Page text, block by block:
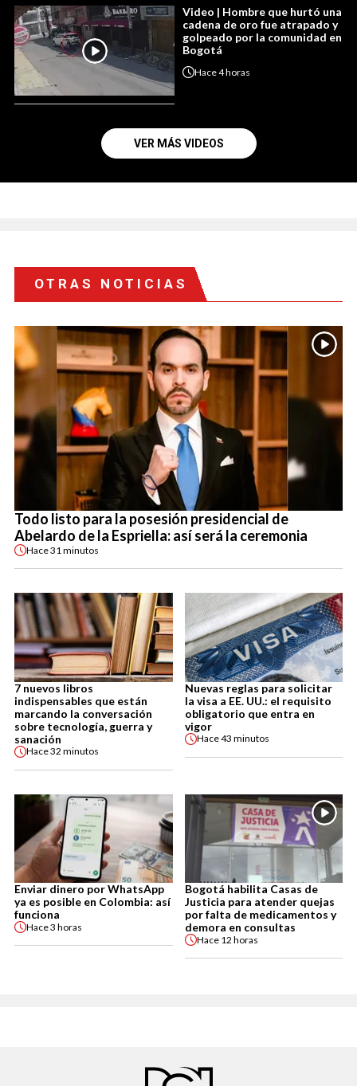
Video | Hombre que hurtó una
cadena de oro fue atrapado y
golpeado por la comunidad en
Bogotá
Hace4 horas
VER MÁS VIDEOS
OTRAS NOTICIAS
Todo listo para la posesión presidencial de
Abelardo de la Espriella: así será la ceremonia
Hace31 minutos
7 nuevos libros
indispensables que están
marcando la conversación
sobre tecnología, guerra y
sanación
Hace32 minutos
Nuevas reglas para solicitar
la visa a EE. UU.: el requisito
obligatorio que entra en
vigor
Hace43 minutos
Enviar dinero por WhatsApp
ya es posible en Colombia: así
funciona
Hace3 horas
Bogotá habilita Casas de
Justicia para atender quejas
por falta de medicamentos y
demora en consultas
Hace 12 horas